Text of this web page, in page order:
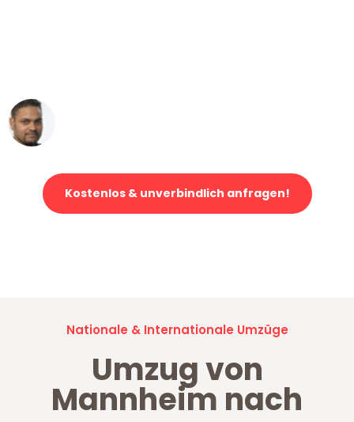
Kostenlos & unverbindlich anfragen!
Nationale & Internationale Umzüge
Umzug von
Mannheim nach